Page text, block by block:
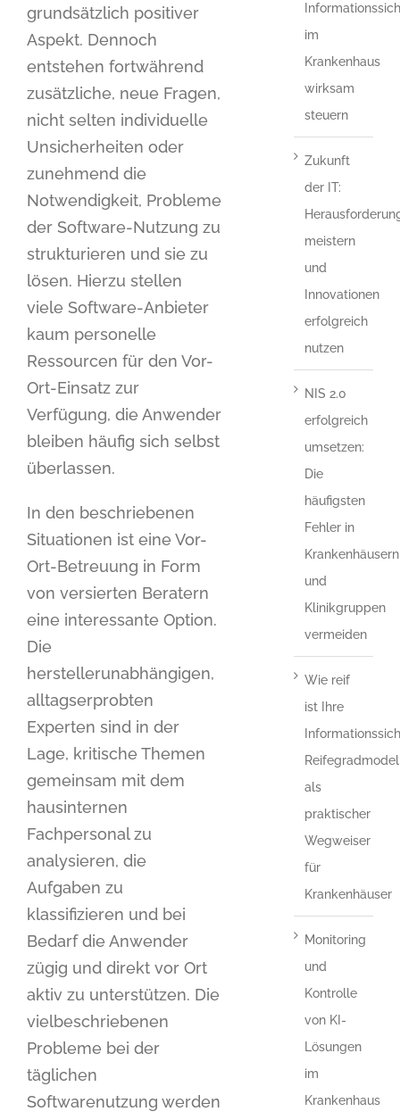
grundsätzlich positiver
Aspekt. Dennoch
entstehen fortwährend
zusätzliche, neue Fragen,
nicht selten individuelle
Unsicherheiten oder
zunehmend die
Notwendigkeit, Probleme
der Software-Nutzung zu
strukturieren und sie zu
lösen. Hierzu stellen
viele Software-Anbieter
kaum personelle
Ressourcen für den Vor-
Ort-Einsatz zur
Verfügung, die Anwender
bleiben häufig sich selbst
überlassen.
In den beschriebenen
Situationen ist eine Vor-
Ort-Betreuung in Form
von versierten Beratern
eine interessante Option.
Die
herstellerunabhängigen,
alltagserprobten
Experten sind in der
Lage, kritische Themen
gemeinsam mit dem
hausinternen
Fachpersonal zu
analysieren, die
Aufgaben zu
klassifizieren und bei
Bedarf die Anwender
zügig und direkt vor Ort
aktiv zu unterstützen. Die
vielbeschriebenen
Probleme bei der
täglichen
Softwarenutzung werden
im
Krankenhaus
wirksam
steuern
Zukunft
der IT:
meistern
und
Innovationen
erfolgreich
nutzen
NIS 2.0
erfolgreich
umsetzen:
Die
häufigsten
Fehler in
Krankenhäusern
und
Klinikgruppen
vermeiden
Wie reif
ist Ihre
als
praktischer
Wegweiser
für
Krankenhäuser
Monitoring
und
Kontrolle
von KI-
Lösungen
im
Krankenhaus